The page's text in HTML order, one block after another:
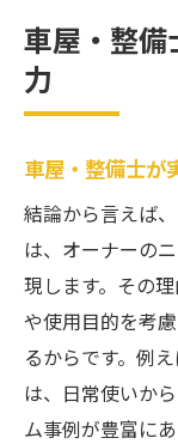
車屋・
車屋・
車屋・
車屋・整備
力
車屋・整備士が
結論から言えば
は、オーナーの
現します。その
や使用目的を考
るからです。例
は、日常使いか
ム事例が豊富に